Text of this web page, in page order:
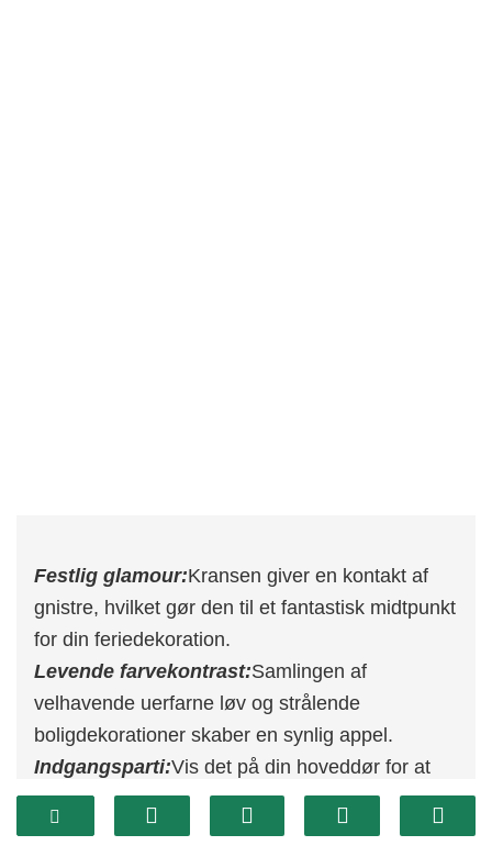
Festlig glamour:Kransen giver en kontakt af
gnistre, hvilket gør den til et fantastisk midtpunkt
for din feriedekoration.
Levende farvekontrast:Samlingen af ​​
velhavende uerfarne løv og strålende
boligdekorationer skaber en synlig appel.
Indgangsparti:Vis det på din hoveddør for at
skabe en varm og indbydende entré for dine
gæster.